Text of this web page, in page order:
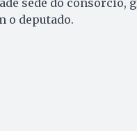
o deputado.